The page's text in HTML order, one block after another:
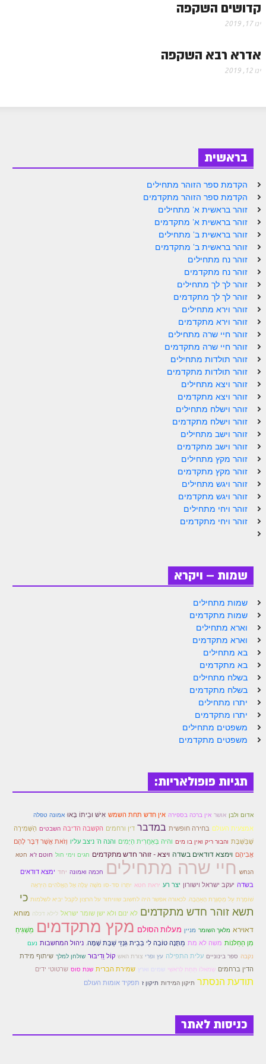
הזוהר הקדוש משפטים מתקדמים
הזוהר הקדוש תרומה מתקדמים
הזוהר הקדוש תצווה השקפה
ספר הזוהר הקדוש ויקהל השקפה
ספר הזוהר הקדוש ויקהל מתקדמים
ספר הזוהר הקדוש פיקודי מתחילים
ספר הזוהר הקדוש פיקודי מתקדמים
ספר הזוהר – ויקרא
ספר הזוהר הקדוש זוהר ויקרא השקפה
ספר הזוהר הקדוש זוהר ויקרא מתקדמים
זוהר צו מתחילים
זוהר צו מתקדמים
פרשת שמיני מתחילים
ספר הזוהר פרשת תזריע למתחילים
ספר הזוהר פרשת תזריע למתקדמים
זוהר מצורע מתחילים
זוהר מצורע למתקדמים
זוהר אחרי מות למתחילים
הזוהר הקדוש – קדושים למתחילים
ספר הזוהר אמור השקפה
הזוהר הקדוש פרשת בהר למתחילים
הזוהר הקדוש פרשת בהר – מתקדמים
זוהר בחוקותי למתחילים
זוהר הקדוש בחוקותי למתקדמים
ספר הזוהר – במדבר
זוהר נשא למתחילים
זוהר נשא למתקדמים
זוהר בהעלותך למתחילים
זוהר בהעלותך למתקדמים
זוהר שלח לך למתחילים
זוהר קורח למתחילים
חוקת למתחילים
זוהר בלק למתחילים
קדושים השקפה
ינו 17, 2019
אדרא רבא השקפה
ינו 12, 2019
בראשית
הקדמת ספר הזוהר מתחילים
הקדמת ספר הזוהר מתקדמים
זוהר בראשית א' מתחילים
זוהר בראשית א' מתקדמים
זוהר בראשית ב' מתחילים
זוהר בראשית ב' מתקדמים
זוהר נח מתחילים
זוהר נח מתקדמים
זוהר לך לך מתחילים
זוהר לך לך מתקדמים
זוהר וירא מתחילים
זוהר וירא מתקדמים
זוהר חיי שרה מתחילים
זוהר חיי שרה מתקדמים
זוהר תולדות מתחילים
זוהר תולדות מתקדמים
זוהר ויצא מתחילים
זוהר ויצא מתקדמים
זוהר וישלח מתחילים
זוהר וישלח מתקדמים
זוהר וישב מתחילים
זוהר וישב מתקדמים
זוהר מקץ מתחילים
זוהר מקץ מתקדמים
זוהר ויגש מתחילים
זוהר ויגש מתקדמים
זוהר ויחי מתחילים
זוהר ויחי מתקדמים
שמות – ויקרא
שמות מתחילים
שמות מתקדמים
וארא מתחילים
וארא מתקדמים
בא מתחילים
בא מתקדמים
בשלח מתחילים
בשלח מתקדמים
יתרו מתחילים
יתרו מתקדמים
משפטים מתחילים
משפטים מתקדמים
תגיות פופולאריות:
אדום ולבן אושר אין ברכה בספירה אין חדש תחת השמש אִישׁ וּבֵיתוֹ בָּאוּ אמונה טפלה
אמצעית העולם בחירה חופשית במדבר דין ורחמים הקשבה הדיבה השבטים הַשְּׁמִירָה
שֶׁבַּשַּׁבָּת והבור ריק ואין בו מים והיה בְּאַחֲרִית הַיָּמִים והנה ה' ניצב עליו וְזֹאת אֲשֶׁר דִּבֶּר לָהֶם
אֲבִיהֶם וימצא דודאים בשדה ויצא - זוהר חדש מתקדמים חגים וימי חול חוטם ז"א חטא
הנחש חיי שרה מתחילים חכמה ואמונה יחד ימצא דודאים
בשדה יעקב ישראל וישורון יצר רע יראת חטא יִתְרוֹ סד-סו מֹשֶׁה עָלָה אֶל הָאֱלֹהִים הַיִרְאָה
שׁוֹמֶרֶת עַל מְסֻגֶּרֶת הָאַהֲבָה. לכאורה אפשר היה לחשוב שוויתור על הרצון לקבל יביא לשלמות כי
תשא זוהר חדש מתקדמים לא ינום ולא ישן שומר ישראל לילא דכלה מוחא
דאוירא מלאך השומר מניין מעלות הסולם מקץ מתקדמים מַשְׁגִּיחַ
מִן הַחַלֹּנוֹת משה לא מת מַתָּנָה טוֹבָה לִי בְּבֵית גִּנְזֵי שַׁבָּת שָׁמָּה. ניהול המחשבות נעם
נקבה ספר בינוניים עלית התפילה עץ ופרי צורת האש קוֹל וֵדִיבּוּר שולחן למלך שיתוף מידת
הדין ברחמים שְׂמֹאלוֹ תַּחַת לְרֹאשִׁי שמים וארץ שמירת הברית שנת סוס שרטוטי ידים
תודעת הנסתר תיקון המידות תיקון ז תפקיד אומות העולם
כניסות לאתר